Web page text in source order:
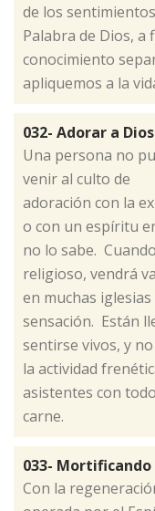
de los
Palabra de Dios, a
conocimiento
apliquemos a la
032- Adorar a
​Una persona no
venir al culto de
adoración con la
o con un espíritu
no lo sabe.
religioso, vendrá
en muchas
sensación. Están
sentirse vivos, y
la actividad
asistentes con
carne.
033- Mortificando
Con la